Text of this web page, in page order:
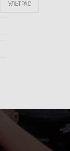
УЛЬТРАС